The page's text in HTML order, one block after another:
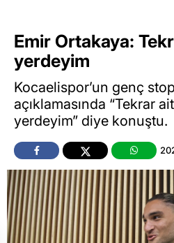
Emir Ortakaya:
yerdeyim
Kocaelispor’un genç
açıklamasında “Tekrar
yerdeyim” diye konuştu.